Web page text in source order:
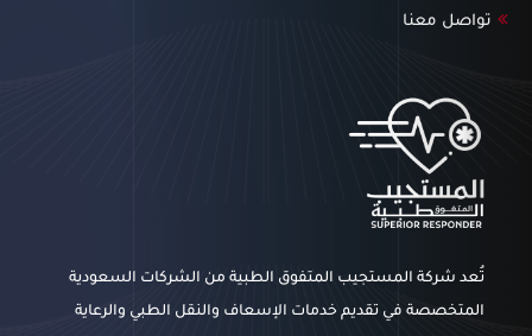
تواصل معنا
تُعد شركة المستجيب المتفوق الطبية من الشركات السعودية
المتخصصة في تقديم خدمات الإسعاف والنقل الطبي والرعاية